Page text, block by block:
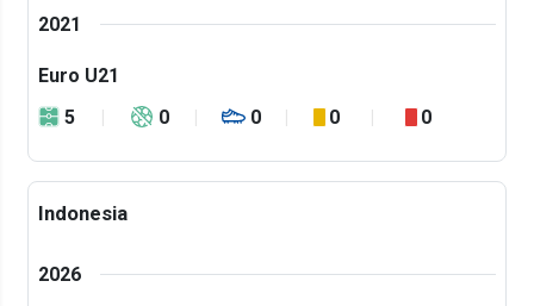
2021
Euro U21
5
0 0 0 0
Indonesia
2026